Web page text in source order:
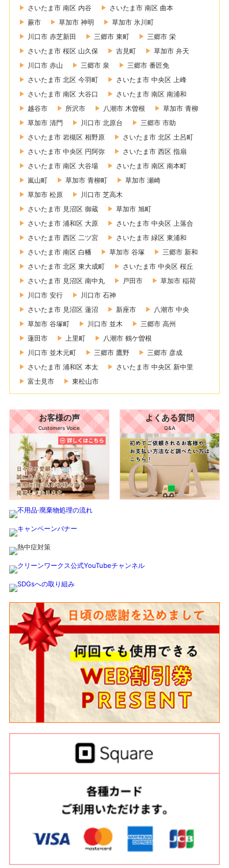
さいたま市 南区 内谷
さいたま市 南区 曲本
蕨市
草加市 神明
草加市 氷川町
川口市 赤芝新田
三郷市 東町
三郷市 栄
さいたま市 桜区 山久保
吉見町
草加市 弁天
川口市 赤山
三郷市 泉
三郷市 番匠免
さいたま市 北区 今羽町
さいたま市 中央区 上峰
さいたま市 南区 大谷口
さいたま市 南区 南浦和
越谷市
所沢市 八潮市 木曽根
草加市 青柳
草加市 清門
川口市 北原台
三郷市 市助
さいたま市 岩槻区 相野原
さいたま市 北区 土呂町
さいたま市 中央区 円阿弥
さいたま市 西区 指扇
さいたま市 南区 大谷場
さいたま市 南区 南本町
嵐山町
草加市 青柳町
草加市 瀬崎
草加市 松原
川口市 芝高木
さいたま市 見沼区 御蔵
草加市 旭町
さいたま市 浦和区 大原
さいたま市 中央区 上落合
さいたま市 西区 二ツ宮
さいたま市 緑区 東浦和
さいたま市 南区 白幡
草加市 谷塚
三郷市 新和
さいたま市 北区 東大成町
さいたま市 中央区 桜丘
さいたま市 見沼区 南中丸
戸田市
草加市 稲荷
川口市 安行
川口市 石神
さいたま市 見沼区 蓮沼
新座市
八潮市 中央
草加市 谷塚町
川口市 並木
三郷市 高州
蓮田市
上里町
八潮市 鶴ケ曽根
川口市 並木元町
三郷市 鷹野
三郷市 彦成
さいたま市 浦和区 本太
さいたま市 中央区 新中里
富士見市
東松山市
お客様の声
Customers Voice
よくある質問
Q&A